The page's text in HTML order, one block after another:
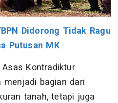
Didorong Tidak Ragu
Putusan MK
Kontradiktur
menjadi bagian dari
tanah, tetapi juga